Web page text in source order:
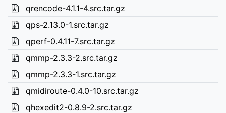
qrencode-4.1.1-4.src.tar.gz
qps-2.13.0-1.src.tar.gz
qperf-0.4.11-7.src.tar.gz
qmmp-2.3.3-2.src.tar.gz
qmmp-2.3.3-1.src.tar.gz
qmidiroute-0.4.0-10.src.tar.gz
qhexedit2-0.8.9-2.src.tar.gz